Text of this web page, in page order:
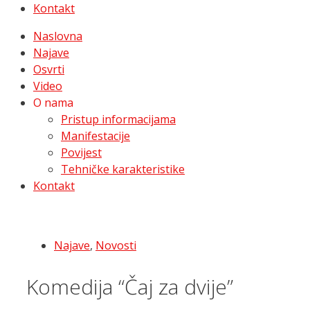
Kontakt
Naslovna
Najave
Osvrti
Video
O nama
Pristup informacijama
Manifestacije
Povijest
Tehničke karakteristike
Kontakt
Najave, Novosti
Komedija “Čaj za dvije”